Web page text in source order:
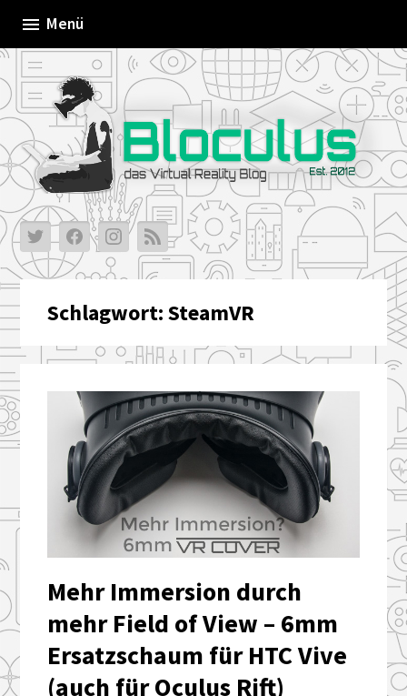
content
Menü
Schlagwort:SteamVR
Mehr Immersion durch
mehr Field of View – 6mm
Ersatzschaum für HTC Vive
(auch für Oculus Rift)